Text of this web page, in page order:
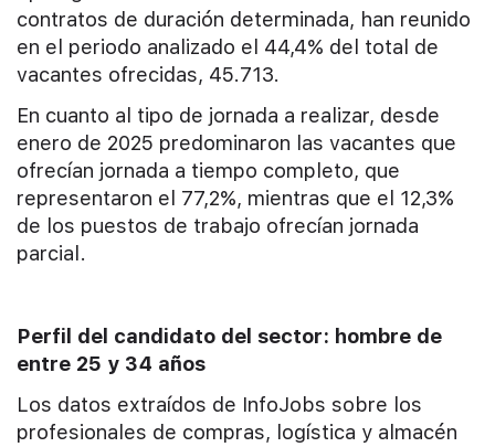
contratos de duración determinada, han reunido
en el periodo analizado el 44,4% del total de
vacantes ofrecidas, 45.713.
En cuanto al tipo de jornada a realizar, desde
enero de 2025 predominaron las vacantes que
ofrecían jornada a tiempo completo, que
representaron el 77,2%, mientras que el 12,3%
de los puestos de trabajo ofrecían jornada
parcial.
Perfil del candidato del sector: hombre de
entre 25 y 34 años
Los datos extraídos de InfoJobs sobre los
profesionales de compras, logística y almacén